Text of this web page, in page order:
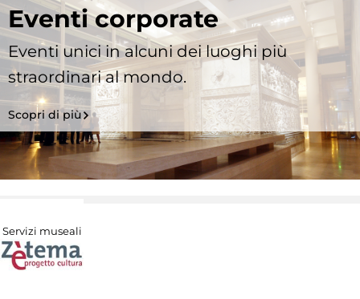
Eventi corporate
Eventi unici in alcuni dei luoghi più
straordinari al mondo.
Scopri di più
Servizi museali